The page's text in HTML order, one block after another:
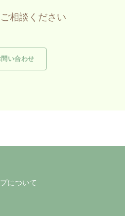
相談ください
問い合わせ
について